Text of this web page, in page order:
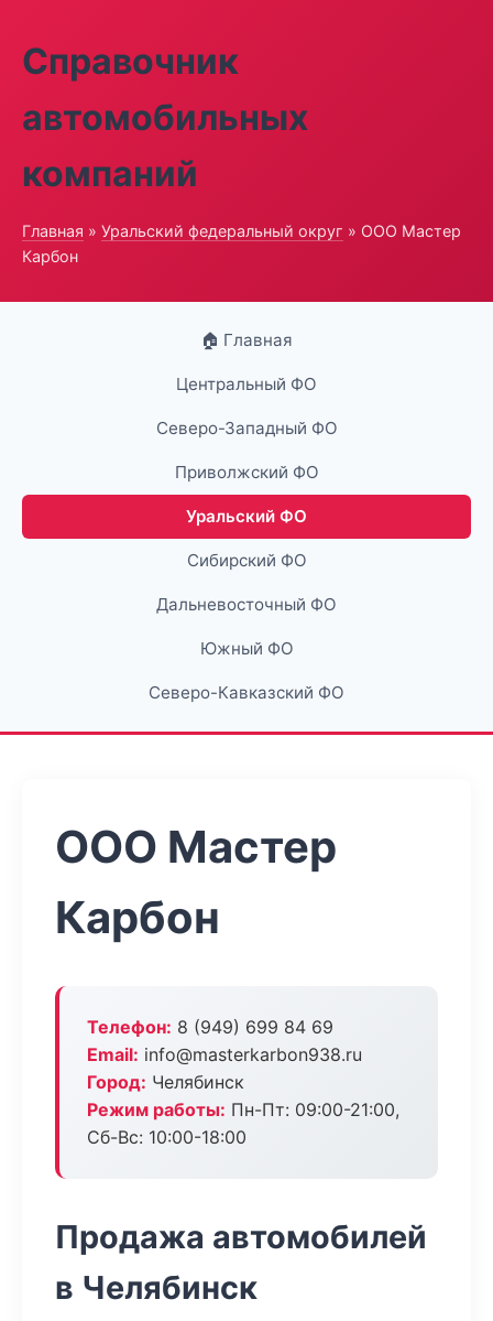
Справочник
автомобильных
компаний
Главная » Уральский федеральный округ » ООО Мастер
Карбон
🏠 Главная
Центральный ФО
Северо-Западный ФО
Приволжский ФО
Уральский ФО
Сибирский ФО
Дальневосточный ФО
Южный ФО
Северо-Кавказский ФО
ООО Мастер
Карбон
Телефон: 8 (949) 699 84 69
Email: info@masterkarbon938.ru
Город: Челябинск
Режим работы: Пн-Пт: 09:00-21:00,
Сб-Вс: 10:00-18:00
Продажа автомобилей
в Челябинск